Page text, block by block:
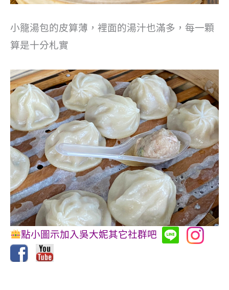
小籠湯包的皮算薄，裡面的湯汁也滿多，每一顆
算是十分札實
點小圖示加入吳大妮其它社群吧